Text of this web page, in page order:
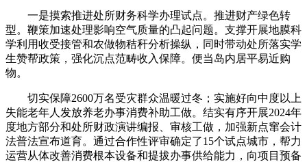
一是摸索推进处所财务科学办理试点。推进财产绿色转
型。鞭策加速处理影响空气质量的凸起问题。支撑开展地膜科
学利用收受接管和农做物秸秆分析操纵，同时带动处所落实学
生赞帮政策，强化沉点范畴收入保障。便当岛内居平易近购
物。
切实保障2600万名受灾群众温暖过冬；实施好向中度以上
失能老年人发放养老办事消费补助工做。结实有序开展2024年
度地方部分和处所财政演讲编报、审核工做，加强新点窜会计
法普法宣布道育。通过合作性评审确定了15个试点城市，帮力
运营从体改善消费根本设备和提拔办事供给能力，向项目预备